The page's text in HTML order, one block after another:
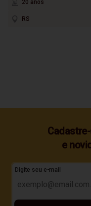
20 anos
RS
e
Digite seu e-mail